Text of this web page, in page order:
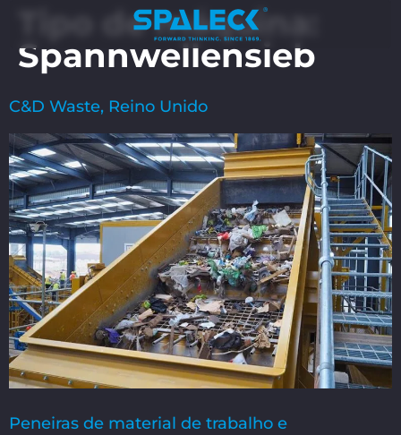
Tipo de máquina:
Spannwellensieb
C&D Waste, Reino Unido
Peneiras de material de trabalho e